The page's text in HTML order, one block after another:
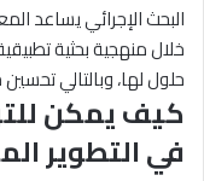
البحث الإجرائي يساعد
خلال منهجية بحثية
حلول لها، وبالتالي
كيف يمكن
في التطوير